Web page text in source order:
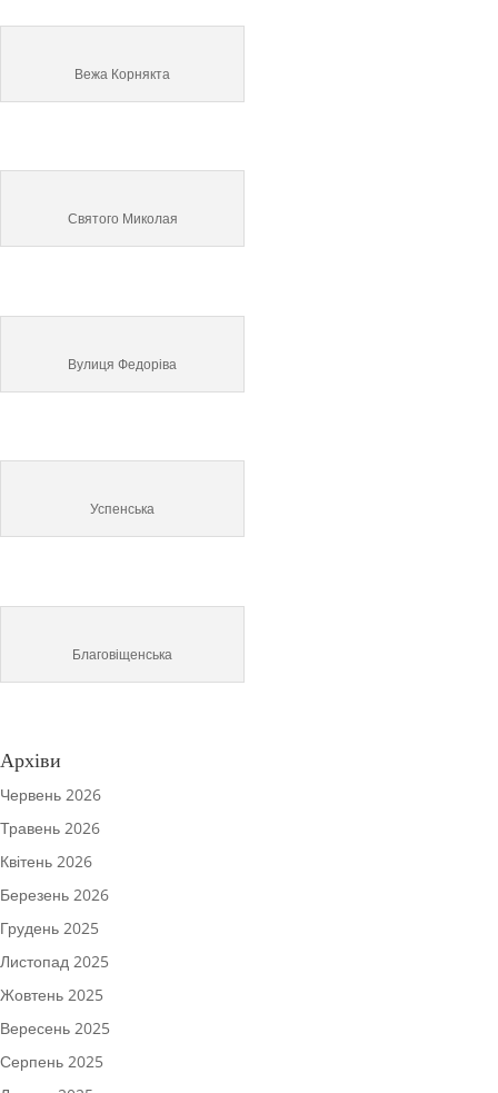
Вежа Корнякта
Святого Миколая
Вулиця Федоріва
Успенська
Благовіщенська
Архіви
Червень 2026
Травень 2026
Квітень 2026
Березень 2026
Грудень 2025
Листопад 2025
Жовтень 2025
Вересень 2025
Серпень 2025